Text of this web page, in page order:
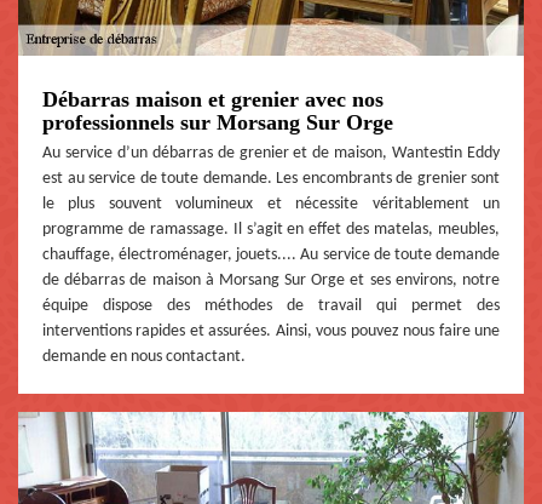
Débarras maison et grenier avec nos
professionnels sur Morsang Sur Orge
Au service d’un débarras de grenier et de maison, Wantestin Eddy
est au service de toute demande. Les encombrants de grenier sont
le plus souvent volumineux et nécessite véritablement un
programme de ramassage. Il s’agit en effet des matelas, meubles,
chauffage, électroménager, jouets.... Au service de toute demande
de débarras de maison à Morsang Sur Orge et ses environs, notre
équipe dispose des méthodes de travail qui permet des
interventions rapides et assurées. Ainsi, vous pouvez nous faire une
demande en nous contactant.